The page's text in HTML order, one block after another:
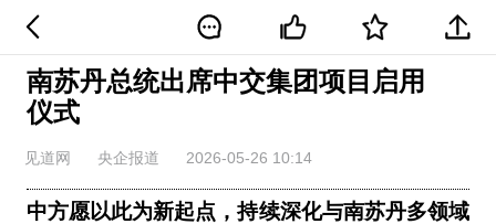
南苏丹总统出席中交集团项目启用
仪式
见道网 央企报道 2026-05-26 10:14
中方愿以此为新起点，持续深化与南苏丹多领域